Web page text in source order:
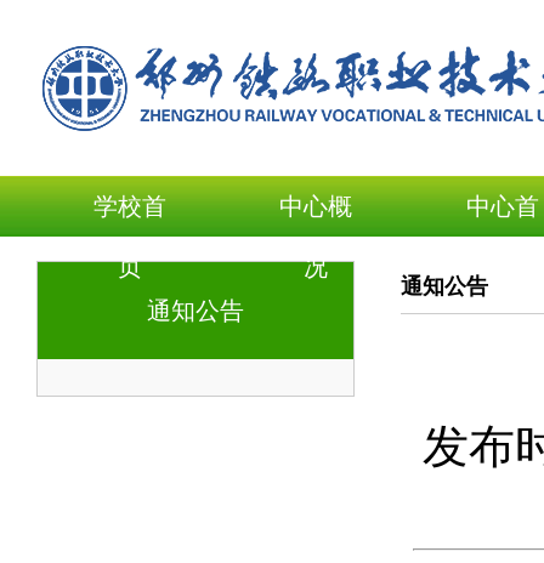
学校首
页
中心概
况
中心首
通知公告
通知公告
发布